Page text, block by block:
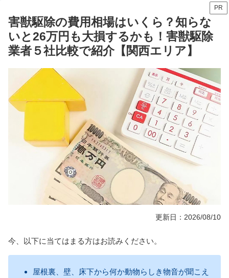
PR
害獣駆除の費用相場はいくら？知らな
いと26万円も大損するかも！害獣駆除
業者５社比較で紹介【関西エリア】
更新日：2026/08/10
今、以下に当てはまる方はお読みください。
屋根裏、壁、床下から何か動物らしき物音が聞こえ